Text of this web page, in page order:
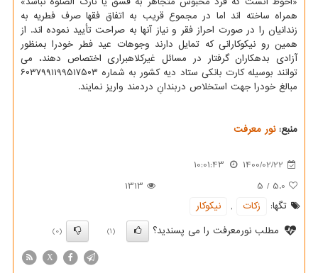
همراه ساخته اند اما در مجموع قریب به اتفاق فقها صرف فطریه به
زندانیان را در صورت احراز فقر و نیاز آنها به صراحت تأیید نموده اند. از
همین رو نیکوکارانی که تمایل دارند وجوهات عید فطر خودرا بمنظور
آزادی بدهکاران گرفتار در مسائل غیرکلاهبراری اختصاص دهند، می
توانند بوسیله کارت بانکی ستاد دیه کشور به شماره ۶۰۳۷۹۹۱۱۹۹۵۱۷۵۰۳
مبالغ خودرا جهت استخلاص دربندانِ دردمند واریز نمایند.
منبع:نور معرفت
1400/02/22
10:01:43
5.0
/
5
1313
تگها:
زكات ,
نیكوكار
مطلب نورمعرفت را می پسندید؟
(1)
(0)
X